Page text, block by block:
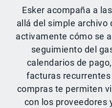
Esker acompaña a
allá del simple archivo
activamente cómo se
seguimiento del
calendarios de
facturas
compras te permiten
con los proveedores